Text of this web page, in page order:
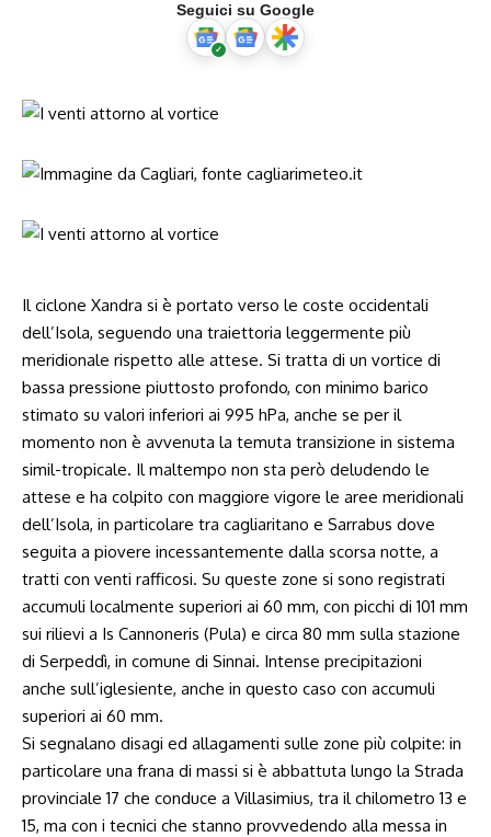
Seguici su Google
Il ciclone Xandra si è portato verso le coste occidentali
dell’Isola, seguendo una traiettoria leggermente più
meridionale rispetto alle attese. Si tratta di un vortice di
bassa pressione piuttosto profondo, con minimo barico
stimato su valori inferiori ai 995 hPa, anche se per il
momento non è avvenuta la temuta transizione in sistema
simil-tropicale. Il maltempo non sta però deludendo le
attese e ha colpito con maggiore vigore le aree meridionali
dell’Isola, in particolare tra cagliaritano e Sarrabus dove
seguita a piovere incessantemente dalla scorsa notte, a
tratti con venti rafficosi. Su queste zone si sono registrati
accumuli localmente superiori ai 60 mm, con picchi di 101 mm
sui rilievi a Is Cannoneris (Pula) e circa 80 mm sulla stazione
di Serpeddì, in comune di Sinnai. Intense precipitazioni
anche sull’iglesiente, anche in questo caso con accumuli
superiori ai 60 mm.
Si segnalano disagi ed allagamenti sulle zone più colpite: in
particolare una frana di massi si è abbattuta lungo la Strada
provinciale 17 che conduce a Villasimius, tra il chilometro 13 e
15, ma con i tecnici che stanno provvedendo alla messa in